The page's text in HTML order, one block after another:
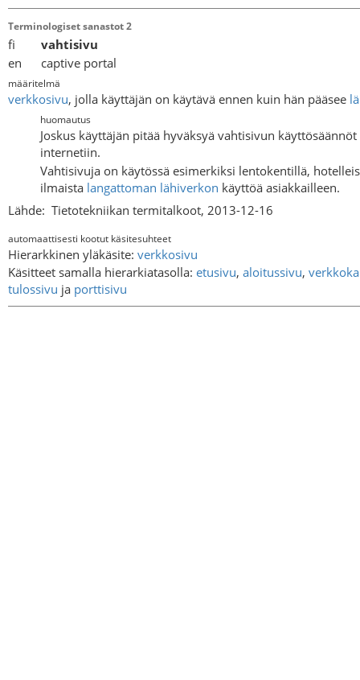
Terminologiset sanastot 2
fi vahtisivu
en captive portal
määritelmä
verkkosivu, jolla käyttäjän on käytävä ennen kuin hän pääsee
huomautus
Joskus käyttäjän pitää hyväksyä vahtisivun
internetiin.
Vahtisivuja on käytössä esimerkiksi lentokentillä,
ilmaista langattoman lähiverkon käyttöä asiakkailleen.
Lähde: Tietotekniikan termitalkoot, 2013-12-16
automaattisesti kootut käsitesuhteet
Hierarkkinen yläkäsite: verkkosivu
Käsitteet samalla hierarkiatasolla: etusivu, aloitussivu,
tulossivu ja porttisivu